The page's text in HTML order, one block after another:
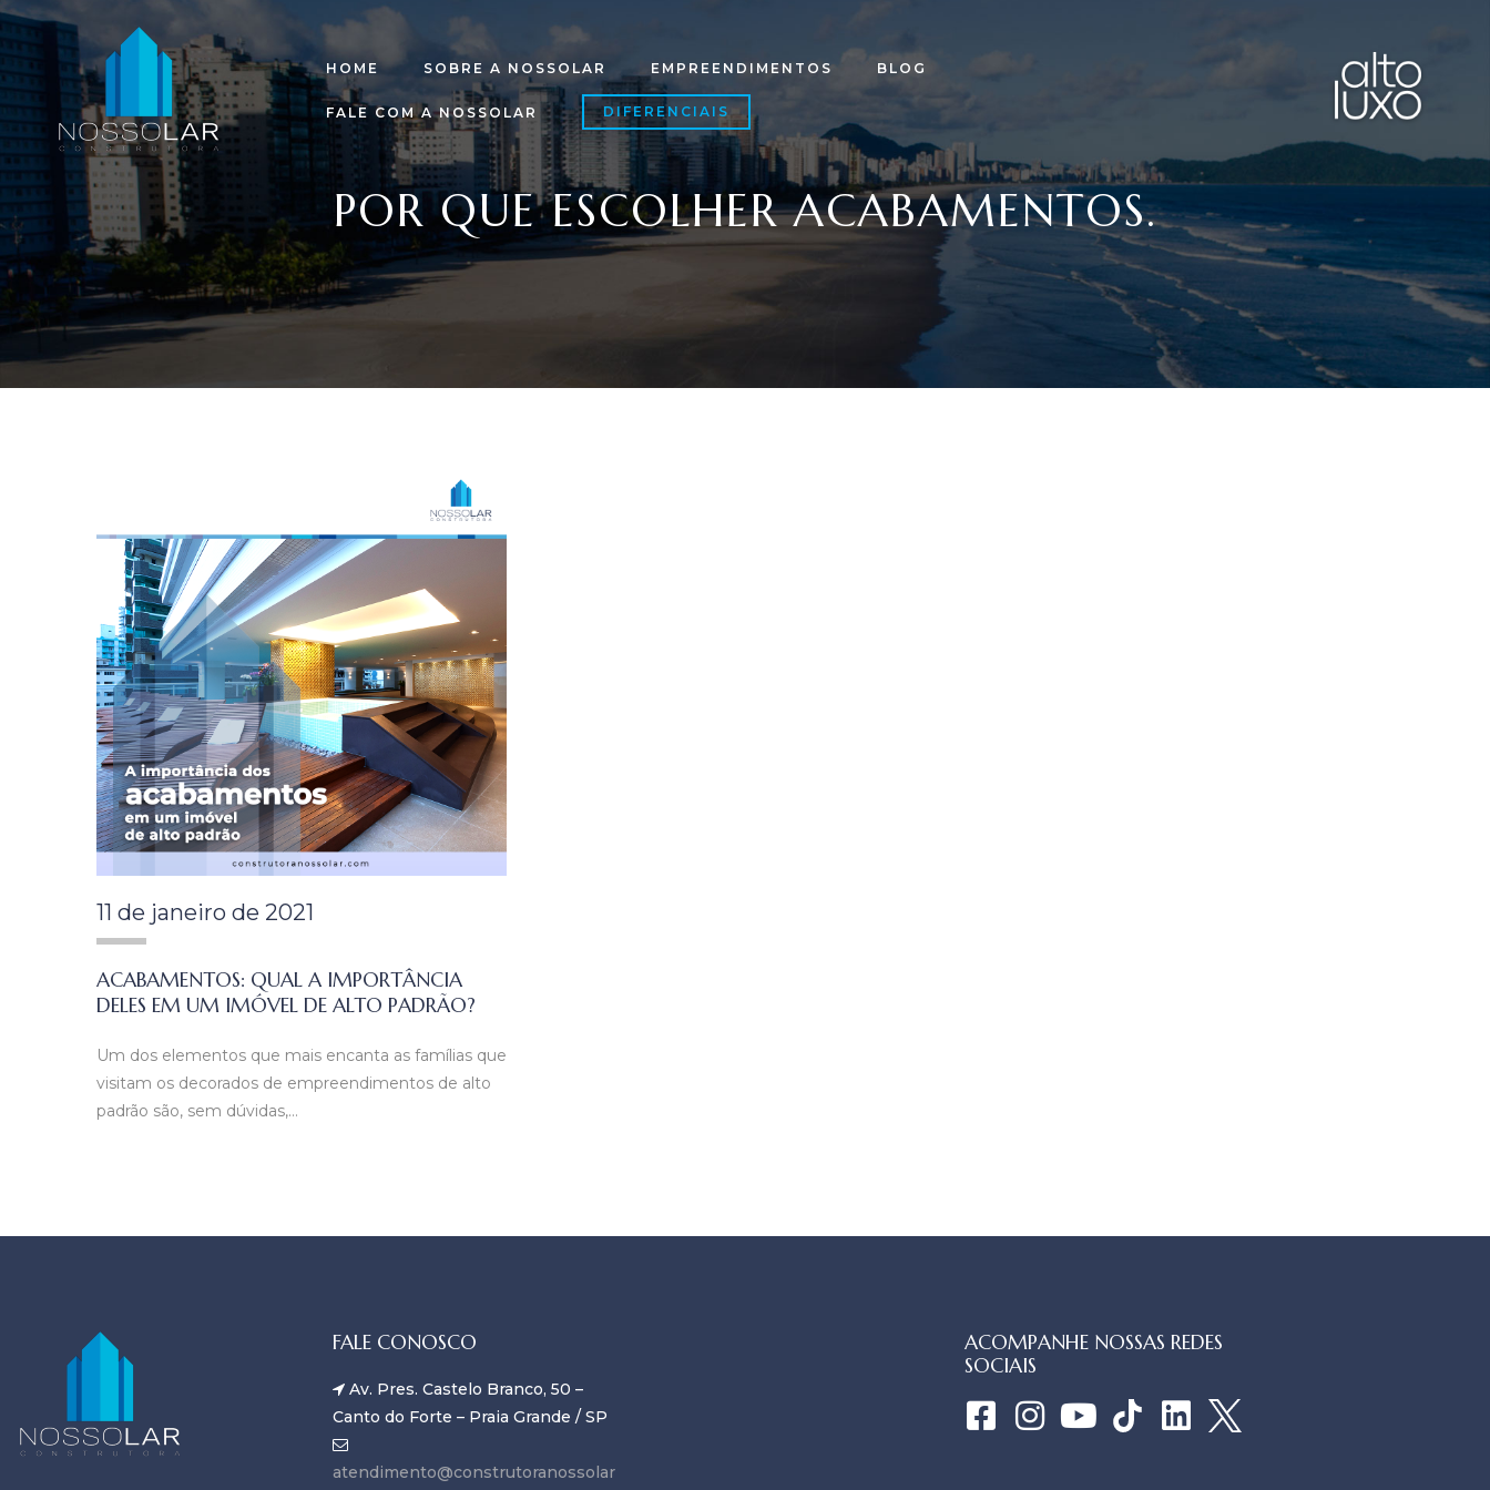
HOME SOBRE A NOSSOLAR EMPREENDIMENTOS BLOG
FALE COM A NOSSOLAR DIFERENCIAIS
POR QUE ESCOLHER ACABAMENTOS.
11 de janeiro de 2021
ACABAMENTOS: QUAL A IMPORTÂNCIA
DELES EM UM IMÓVEL DE ALTO PADRÃO?
Um dos elementos que mais encanta as famílias que
visitam os decorados de empreendimentos de alto
padrão são, sem dúvidas,…
FALE CONOSCO
Av. Pres. Castelo Branco, 50 –
Canto do Forte – Praia Grande / SP
atendimento@construtoranossolar
ACOMPANHE NOSSAS REDES
SOCIAIS